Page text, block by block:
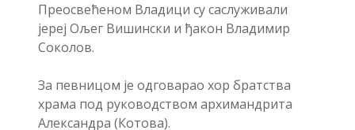
Преосвећеном Владици су саслуживали
јереј Ољег Вишински и ђакон Владимир
Соколов.
За певницом је одговарао хор братства
храма под руководством архимандрита
Александра (Котова).